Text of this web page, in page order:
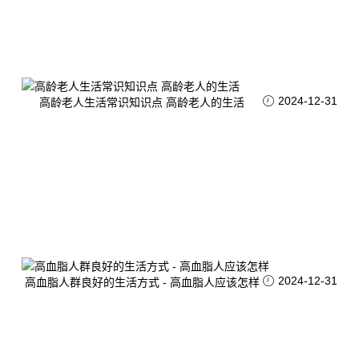
高龄老人生活常识知识点 高龄老人的生活 2024-12-31
高血脂人群良好的生活方式 - 高血脂人应该怎样 2024-12-31